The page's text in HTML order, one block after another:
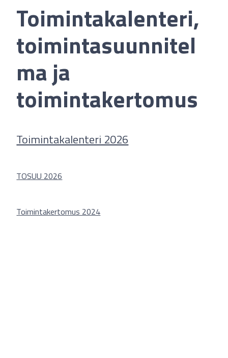
Toimintakalenteri,
toimintasuunnitel
ma ja
toimintakertomus
Toimintakalenteri 2026
TOSUU 2026
Toimintakertomus 2024